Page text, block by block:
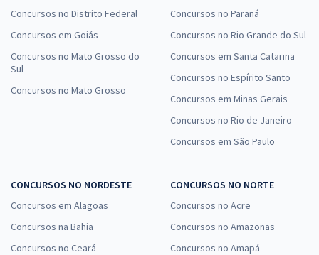
Concursos no Distrito Federal
Concursos em Goiás
Concursos no Mato Grosso do
Sul
Concursos no Mato Grosso
Concursos no Paraná
Concursos no Rio Grande do Sul
Concursos em Santa Catarina
Concursos no Espírito Santo
Concursos em Minas Gerais
Concursos no Rio de Janeiro
Concursos em São Paulo
CONCURSOS NO NORDESTE
Concursos em Alagoas
Concursos na Bahia
Concursos no Ceará
CONCURSOS NO NORTE
Concursos no Acre
Concursos no Amazonas
Concursos no Amapá